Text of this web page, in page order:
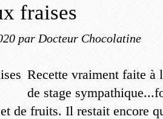
fraises
par Docteur Chocolatine
Recette vraiment faite à
de stage
de fruits. Il restait encore